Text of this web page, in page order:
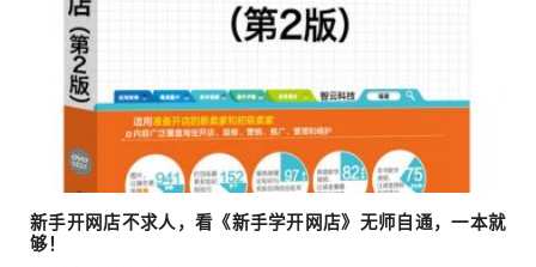
新手开网店不求人，看《新手学开网店》无师自通，一本就
够！